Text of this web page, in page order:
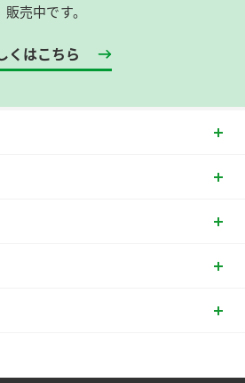
販売中です。
くはこちら